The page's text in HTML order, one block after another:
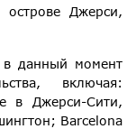
Джерси,
в данный момент
включая:
в Джерси-Сити,
Barcelona